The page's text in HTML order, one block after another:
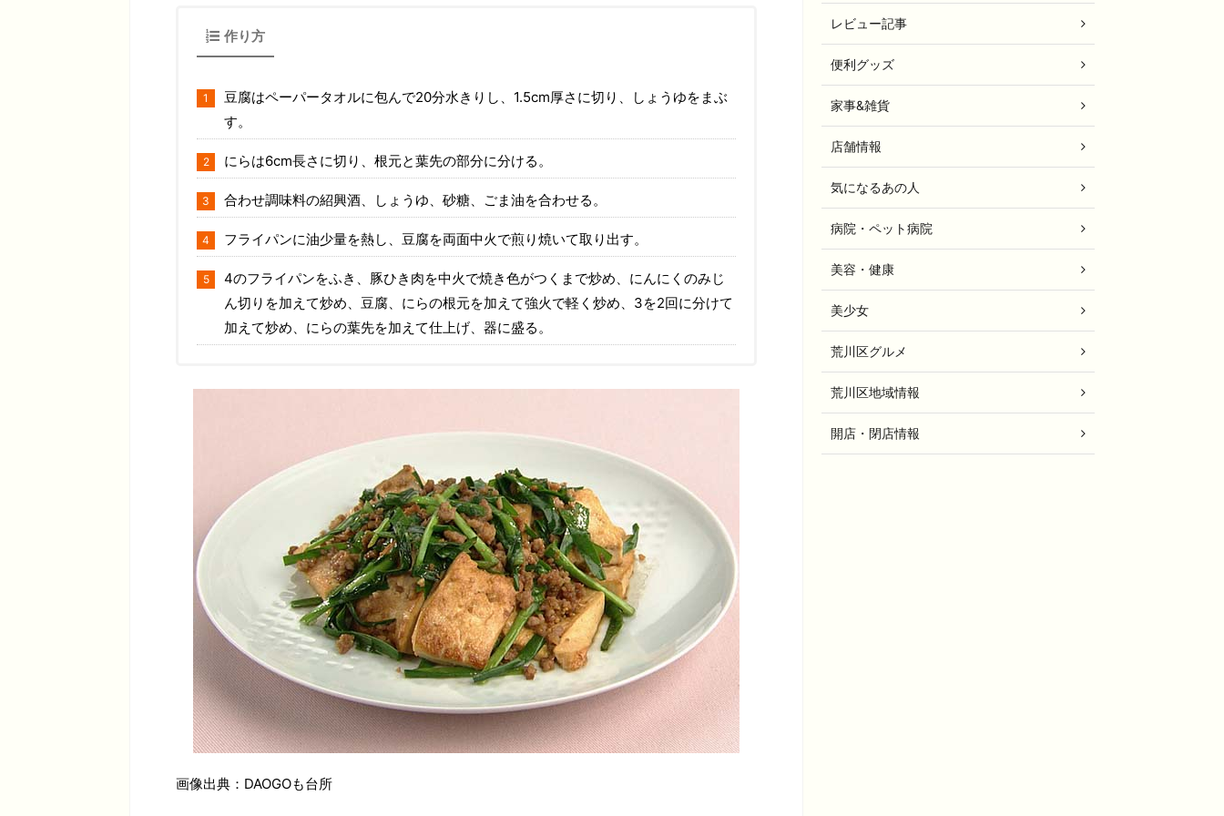
作り方
豆腐はペーパータオルに包んで20分水きりし、1.5cm厚さに切り、しょうゆをまぶ
す。
にらは6cm長さに切り、根元と葉先の部分に分ける。
合わせ調味料の紹興酒、しょうゆ、砂糖、ごま油を合わせる。
フライパンに油少量を熱し、豆腐を両面中火で煎り焼いて取り出す。
4のフライパンをふき、豚ひき肉を中火で焼き色がつくまで炒め、にんにくのみじ
ん切りを加えて炒め、豆腐、にらの根元を加えて強火で軽く炒め、3を2回に分けて
加えて炒め、にらの葉先を加えて仕上げ、器に盛る。
画像出典：DAOGOも台所
レビュー記事
便利グッズ
家事&雑貨
店舗情報
気になるあの人
病院・ペット病院
美容・健康
美少女
荒川区グルメ
荒川区地域情報
開店・閉店情報